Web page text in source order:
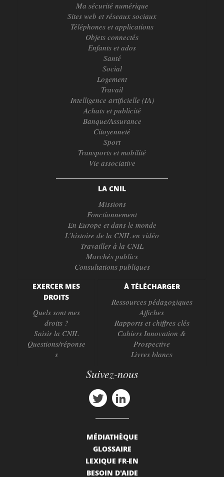
Ma sécurité numérique
Sites web et réseaux sociaux
Téléphones et applications
Objets connectés
Enfants et ados
Santé
Social
Logement
Travail
Intelligence artificielle (IA)
Achats et publicité
Banque/Assurance
Citoyenneté
Sport
Transports et mobilité
Vie associative
LA CNIL
Missions
Fonctionnement
En Europe et dans le monde
L’histoire de la CNIL en vidéo
Travailler à la CNIL
Marchés publics
Consultations publiques
EXERCER MES
DROITS
Quels sont mes
droits ?
Saisir la CNIL
Questions/réponse
s
À TÉLÉCHARGER
Ressources pédagogiques
Affiches
Rapports et chiffres clés
Cahiers Innovation &
Prospective
Livres blancs
Suivez-nous
MÉDIATHÈQUE
GLOSSAIRE
LEXIQUE FR-EN
BESOIN D'AIDE